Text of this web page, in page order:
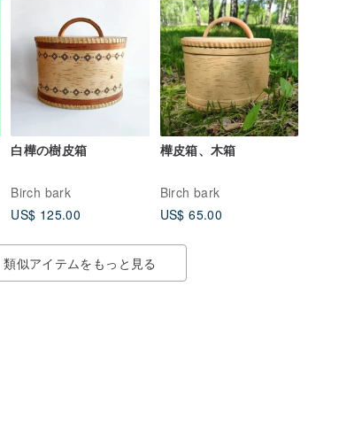
白樺の樹皮箱
Birch bark
US$ 125.00
樺皮箱、木箱
Birch bark
US$ 65.00
類似アイテムをもっと見る